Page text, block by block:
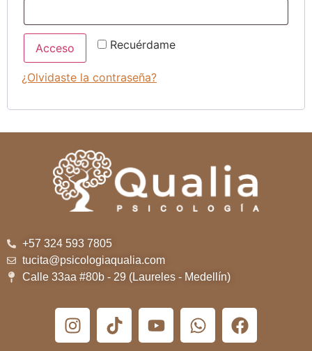
Recuérdame
Acceso
¿Olvidaste la contraseña?
+57 324 593 7805
tucita@psicologiaqualia.com
Calle 33aa #80b - 29 (Laureles - Medellín)